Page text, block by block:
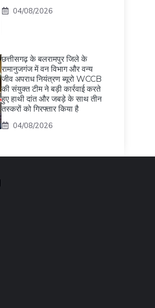
04/08/2026
छत्तीसगढ़ के बलरामपुर जिले के
रामानुजगंज में वन विभाग और वन्य
जीव अपराध नियंत्रण ब्यूरो WCCB
की संयुक्त टीम ने बड़ी कार्रवाई करते
हुए हाथी दांत और जबड़े के साथ तीन
तस्करों को गिरफ्तार किया है
04/08/2026